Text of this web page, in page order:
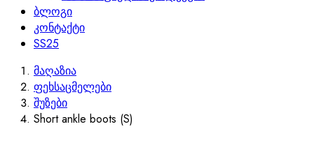
ბლოგი
კონტაქტი
SS25
მაღაზია
ფეხსაცმელები
შუზები
Short ankle boots (S)